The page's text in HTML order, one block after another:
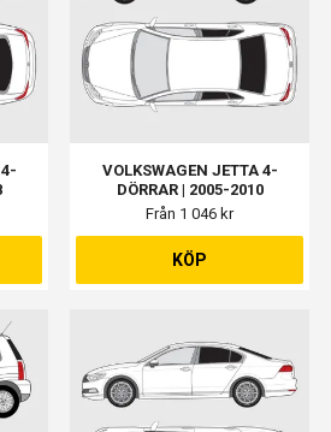
VOLKSWAGEN JETTA 4-
DÖRRAR | 2005-2010
Från 1 046 kr
KÖP